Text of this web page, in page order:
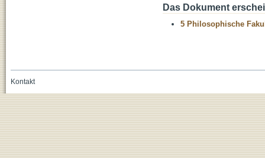
Das Dokument
5 Philosophische
Kontakt